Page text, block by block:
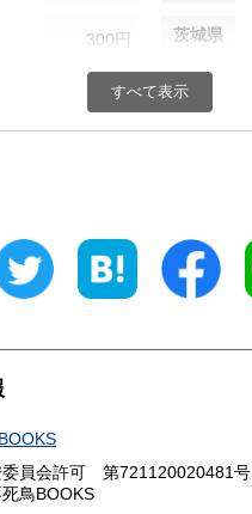
300円 茨城県
300円 群馬県
千葉県
300円 富山県
300円 福井県
300円
300円
すべて表示
委員会許可 第721120020481号
鳥BOOKS